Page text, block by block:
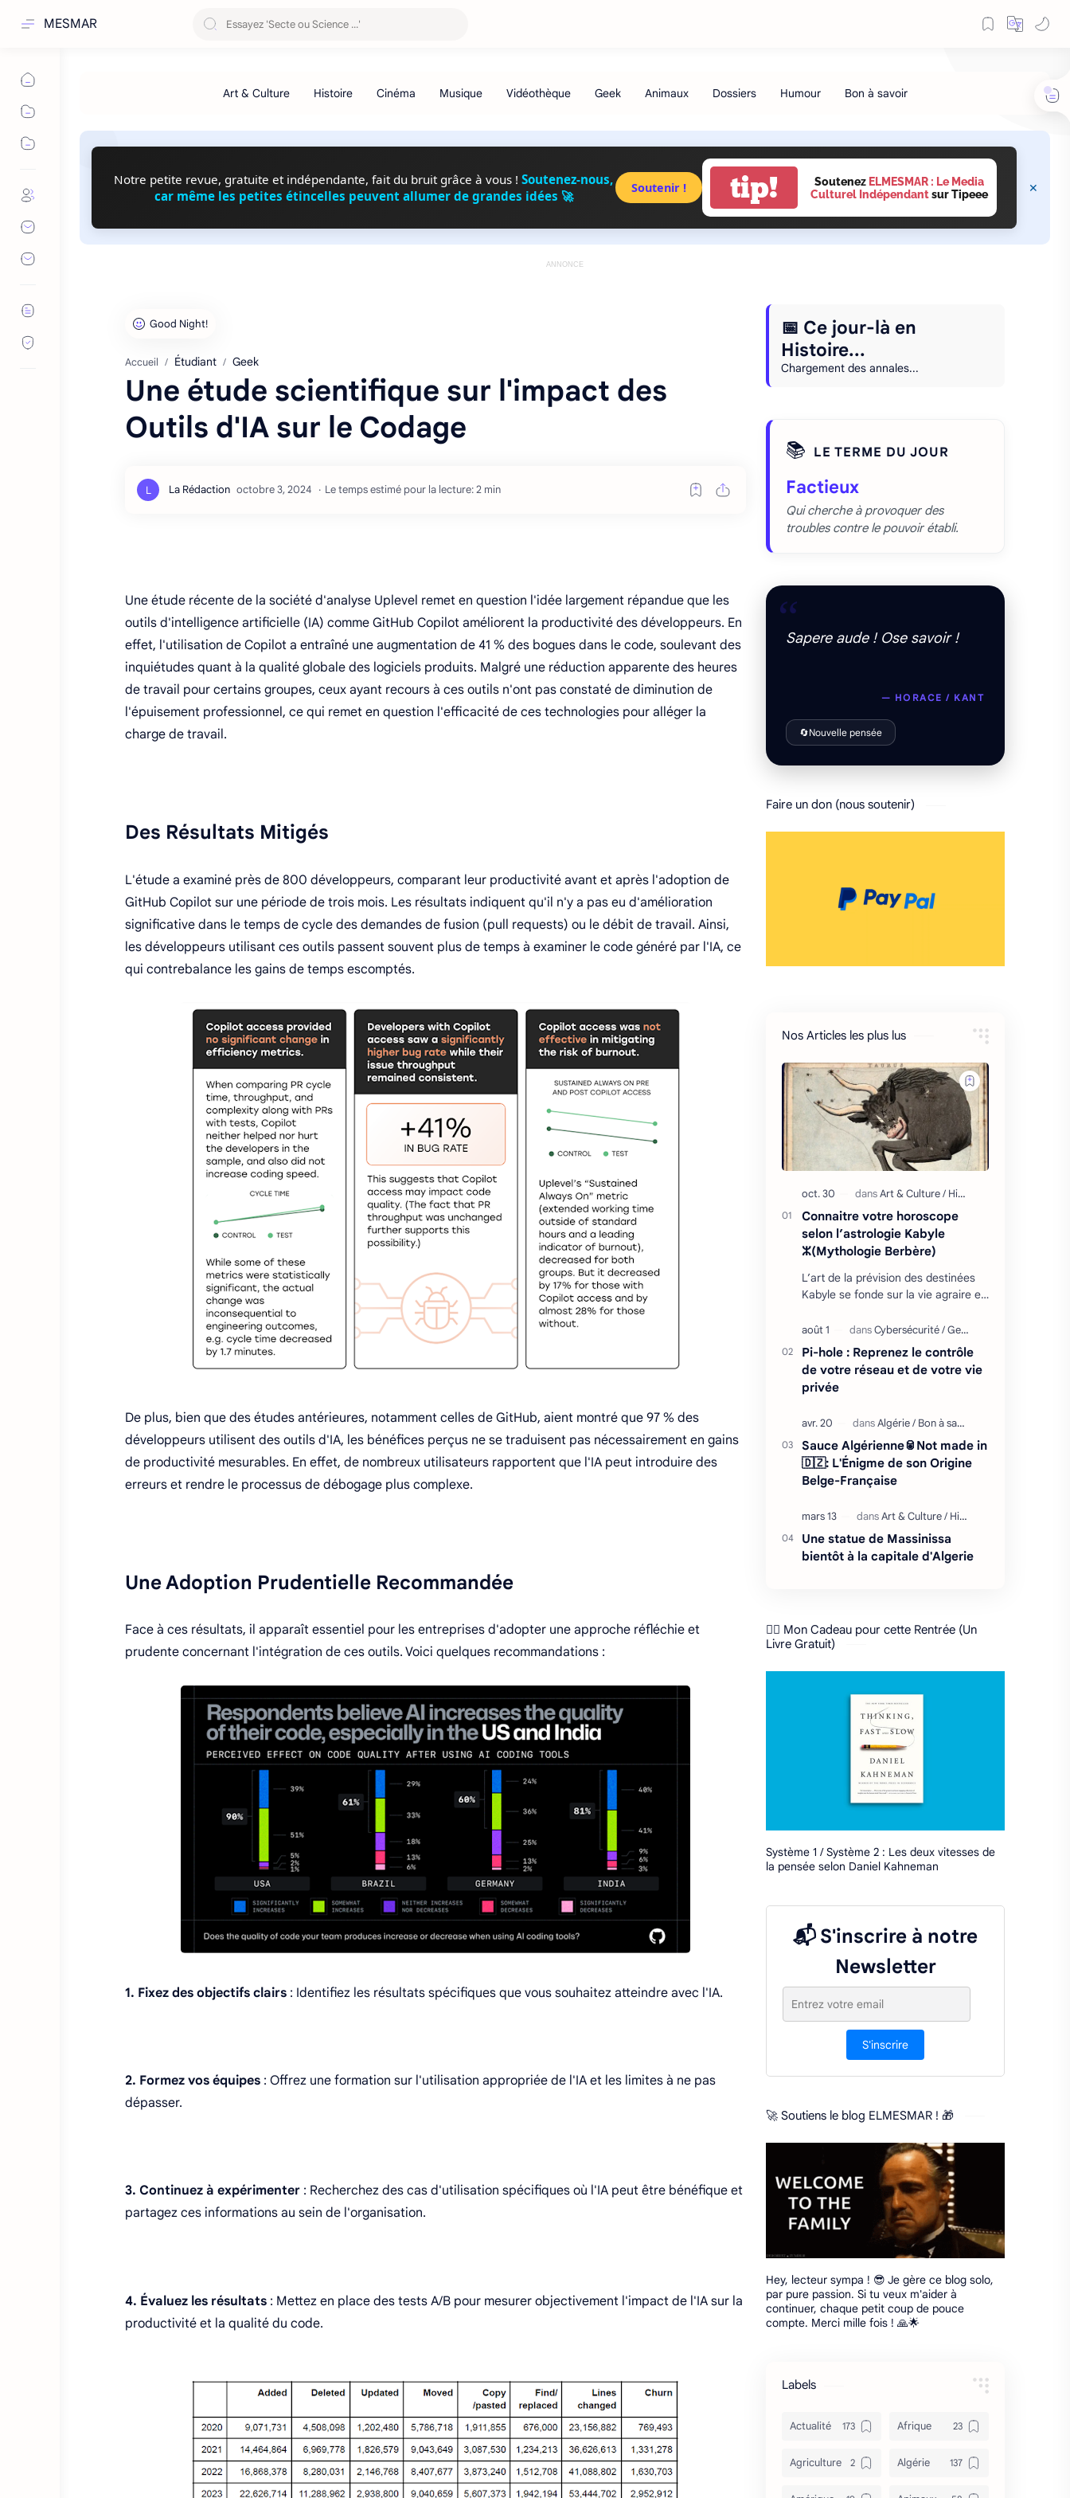
MESMAR
Notre petite revue, gratuite et indépendante, fait du bruit grâce à vous ! Soutenez-nous,
car même les petites étincelles peuvent allumer de grandes idées 🚀
Soutenir ! tip! Soutenez ELMESMAR : Le Media
Culturel Indépendantsur Tipeee
ANNONCE
Accueil Étudiant Geek
Une étude scientifique sur l'impact des
Outils d'IA sur le Codage
Le temps estimé pour la lecture: 2 min
Une étude récente de la société d'analyse Uplevel remet en question l'idée largement répandue que les
outils d'intelligence artificielle (IA) comme GitHub Copilot améliorent la productivité des développeurs. En
effet, l'utilisation de Copilot a entraîné une augmentation de 41 % des bogues dans le code, soulevant des
inquiétudes quant à la qualité globale des logiciels produits. Malgré une réduction apparente des heures
de travail pour certains groupes, ceux ayant recours à ces outils n'ont pas constaté de diminution de
l'épuisement professionnel, ce qui remet en question l'efficacité de ces technologies pour alléger la
charge de travail.
Des Résultats Mitigés
L'étude a examiné près de 800 développeurs, comparant leur productivité avant et après l'adoption de
GitHub Copilot sur une période de trois mois. Les résultats indiquent qu'il n'y a pas eu d'amélioration
significative dans le temps de cycle des demandes de fusion (pull requests) ou le débit de travail. Ainsi,
les développeurs utilisant ces outils passent souvent plus de temps à examiner le code généré par l'IA, ce
qui contrebalance les gains de temps escomptés.
De plus, bien que des études antérieures, notamment celles de GitHub, aient montré que 97 % des
développeurs utilisent des outils d'IA, les bénéfices perçus ne se traduisent pas nécessairement en gains
de productivité mesurables. En effet, de nombreux utilisateurs rapportent que l'IA peut introduire des
erreurs et rendre le processus de débogage plus complexe.
Une Adoption Prudentielle Recommandée
Face à ces résultats, il apparaît essentiel pour les entreprises d'adopter une approche réfléchie et
prudente concernant l'intégration de ces outils. Voici quelques recommandations :
1. Fixez des objectifs clairs : Identifiez les résultats spécifiques que vous souhaitez atteindre avec l'IA.
2. Formez vos équipes : Offrez une formation sur l'utilisation appropriée de l'IA et les limites à ne pas
dépasser.
3. Continuez à expérimenter : Recherchez des cas d'utilisation spécifiques où l'IA peut être bénéfique et
partagez ces informations au sein de l'organisation.
4. Évaluez les résultats : Mettez en place des tests A/B pour mesurer objectivement l'impact de l'IA sur la
productivité et la qualité du code.
📅 Ce jour-là en
Histoire...
Chargement des annales...
📚 LE TERME DU JOUR
Factieux
Qui cherche à provoquer des
troubles contre le pouvoir établi.
“
Sapere aude ! Ose savoir !
— HORACE / KANT
🔄Nouvelle pensée
Faire un don (nous soutenir)
Nos Articles les plus lus
Connaitre votre horoscope
selon l’astrologie Kabyle
ⵣ(Mythologie Berbère)
L’art de la prévision des destinées
Kabyle se fonde sur la vie agraire et
avec son environnement : retour
cycliq…
Pi-hole : Reprenez le contrôle
de votre réseau et de votre vie
privée
Sauce Algérienne🥫Not made in
🇩🇿: L'Énigme de son Origine
Belge-Française
Une statue de Massinissa
bientôt à la capitale d'Algerie
❤️‍🔥 Mon Cadeau pour cette Rentrée (Un
Livre Gratuit)
Système 1 / Système 2 : Les deux vitesses de
la pensée selon Daniel Kahneman
📬 S'inscrire à notre
Newsletter
S'inscrire
🚀 Soutiens le blog ELMESMAR ! 🎁
Hey, lecteur sympa ! 😎 Je gère ce blog solo,
par pure passion. Si tu veux m'aider à
continuer, chaque petit coup de pouce
compte. Merci mille fois ! 🙏🌟
Labels
Actualité Afrique
Agriculture Algérie